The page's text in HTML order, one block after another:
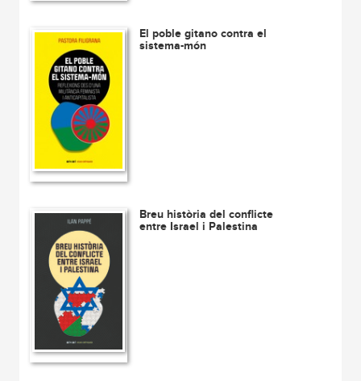
El poble gitano contra el
sistema-món
Breu història del conflicte
entre Israel i Palestina